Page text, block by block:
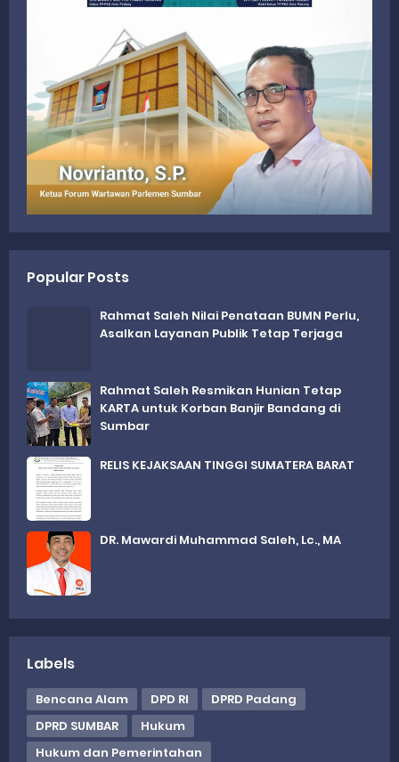
Popular Posts
Rahmat Saleh Nilai Penataan BUMN Perlu,
Asalkan Layanan Publik Tetap Terjaga
Rahmat Saleh Resmikan Hunian Tetap
KARTA untuk Korban Banjir Bandang di
Sumbar
RELIS KEJAKSAAN TINGGI SUMATERA BARAT
DR. Mawardi Muhammad Saleh, Lc., MA
Labels
Bencana Alam DPD RI
DPRD Padang
DPRD SUMBAR
Hukum
Hukum dan Pemerintahan